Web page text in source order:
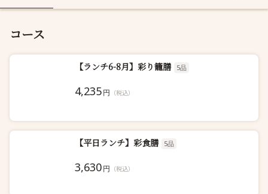
コース
【ランチ6-8月】彩り籠膳 5品
4,235円 （税込）
【平日ランチ】彩食膳 5品
3,630円 （税込）